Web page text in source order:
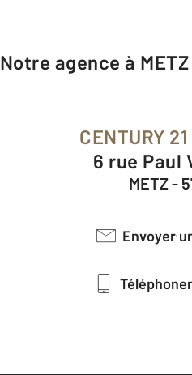
Notre agence à METZ
CENTURY
6 rue
METZ -
Envoyer